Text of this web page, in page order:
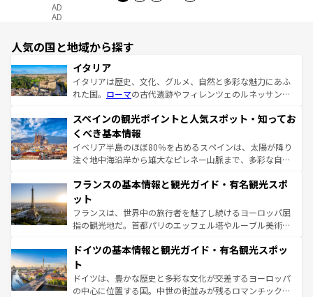
AD
AD
人気の国と地域から探す
イタリア
イタリアは歴史、文化、グルメ、自然と多彩な魅力にあふ
れた国。 ローマの古代遺跡やフィレンツェのルネッサンス
ろん、トスカーナの美しい田園風景やアマルフィ海岸の絶
景など、自然景観も見逃せない。観光の合間には、本場の
ピザやパスタなど、絶品のイタリア料理を堪能することも
できる。朝目覚めてから夜眠るまで、すべての瞬間を楽し
なお、新着のイタリア情報はコンテンツ一覧を参照してほ
しい。
スペインの観光ポイントと人気スポット・知ってお
くべき基本情報
イベリア半島のほぼ80％を占めるスペインは、太陽が降り
注ぐ地中海沿岸から雄大なピレネー山脈まで、多彩な自然
文化が根付くこの国では、情熱的なフラメンコ、熱気あふ
れる闘牛、そして美味しいタパスが生活の一部となってい
る。首都マドリードの洗練された雰囲気や、バルセロナの
アートに溢れた街角から、地方では古代ローマ遺跡や中世
せる。地方によって風土や気候が異なるスペインはその個
ンテンツ一覧 を参照してほしい。
フランスの基本情報と観光ガイド・有名観光スポ
ット
フランスは、世界中の旅行者を魅了し続けるヨーロッパ屈
指の観光地だ。首都パリのエッフェル塔やルーブル美術館
で、幅広い魅力が詰まっている。華麗な宮殿、歴史的な大
聖堂、美しいビーチ、そして豊かな自然が、訪れる者を心
から魅了する。また、フランスは美食の国としても知ら
れ、フランス料理はユネスコ無形文化遺産にも登録されて
ドイツの基本情報と観光ガイド・有名観光スポッ
ト
ドイツは、豊かな歴史と多彩な文化が交差するヨーロッパ
の中心に位置する国。中世の街並みが残るロマンチック街